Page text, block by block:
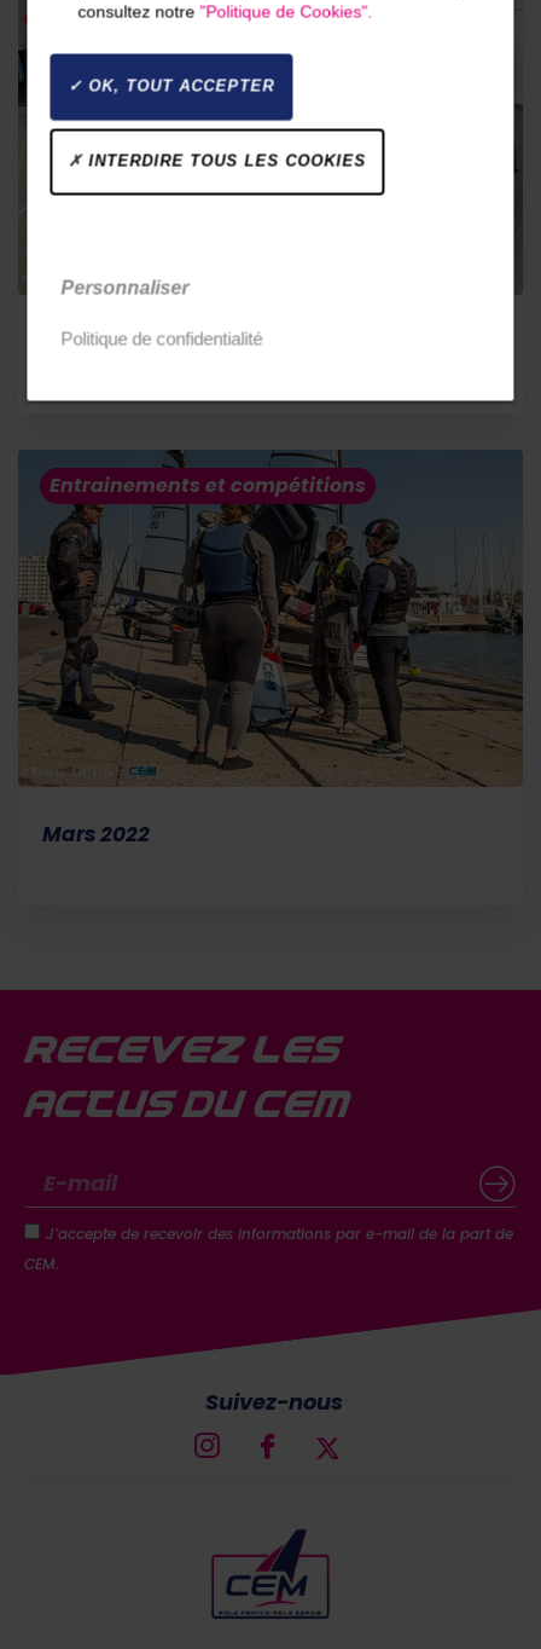
Février 2022
Entrainements et compétitions
Mars 2022
Recevez les
actus du CEM
J’accepte de recevoir des informations par e-mail de la part de
CEM.
Suivez-nous
consultez notre"Politique de Cookies".
OK, TOUT ACCEPTER
INTERDIRE TOUS LES COOKIES
Personnaliser
Politique de confidentialité